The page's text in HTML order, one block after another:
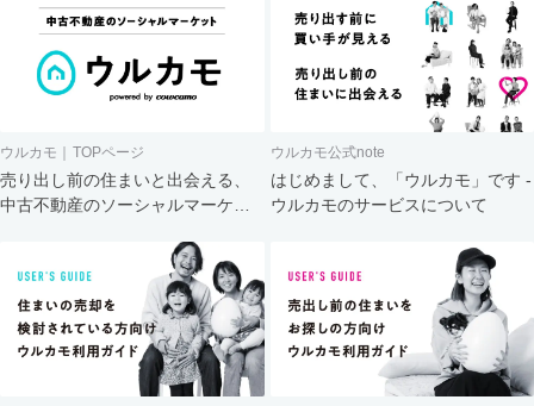
ウルカモ｜TOPページ
売り出し前の住まいと出会える、
中古不動産のソーシャルマーケッ
ウルカモ公式note
はじめまして、「ウルカモ」です -
ウルカモのサービスについて